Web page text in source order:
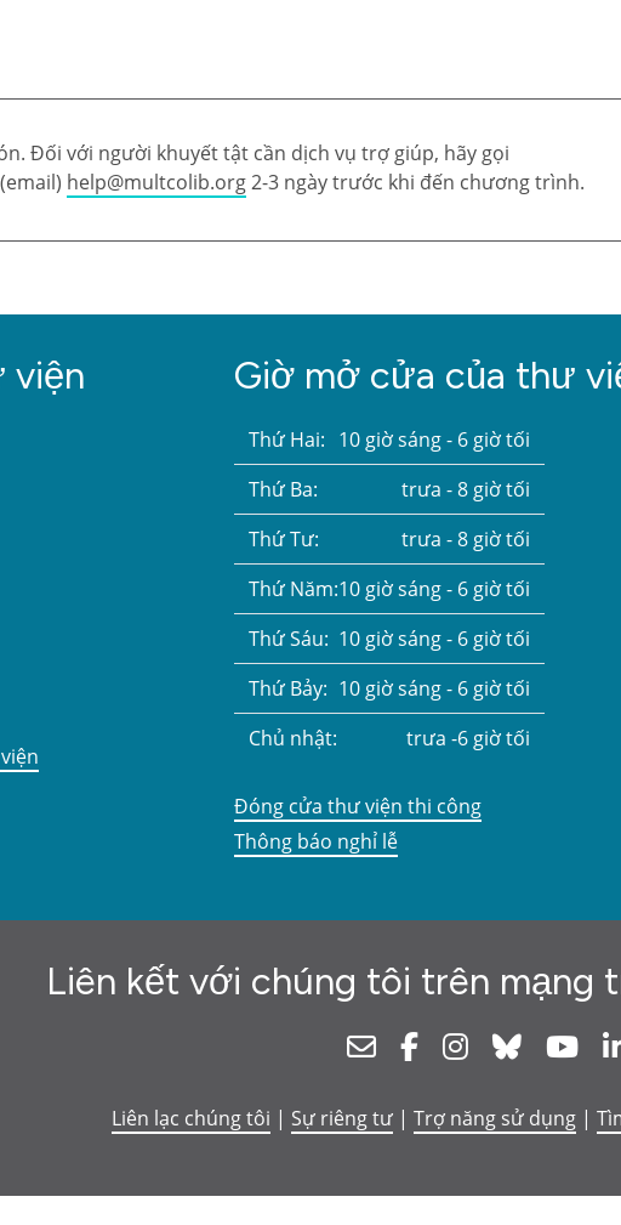
Đối với người khuyết tật cần dịch vụ trợ giúp, hãy gọi
help@multcolib.org2-3 ngày trước khi đến chương trình.
viện Giờ mở cửa của thư
Thứ Hai: 10 giờ sáng - 6 giờ tối
Thứ Ba:
trưa - 8 giờ tối
Thứ Tư:
trưa - 8 giờ tối
Thứ Năm:10 giờ sáng - 6 giờ tối
Thứ Sáu: 10 giờ sáng - 6 giờ tối
Thứ Bảy: 10 giờ sáng - 6 giờ tối
Chủ nhật:
trưa -6 giờ tối
Đóng cửa thư viện thi công
Thông báo nghỉ lễ
Liên kết với chúng tôi trên mạng
NewsletterFacebookInstagram
Bluesky
Liên lạc chúng tôi | Sự riêng tư| Trợ năng sử dụng|